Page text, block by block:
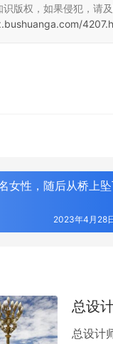
版权，如果侵犯，请
女性，随后从桥上
2023年4月28
总设
总设计